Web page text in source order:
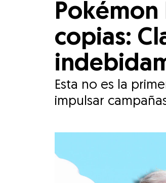
copias:
Esta no es la
impulsar